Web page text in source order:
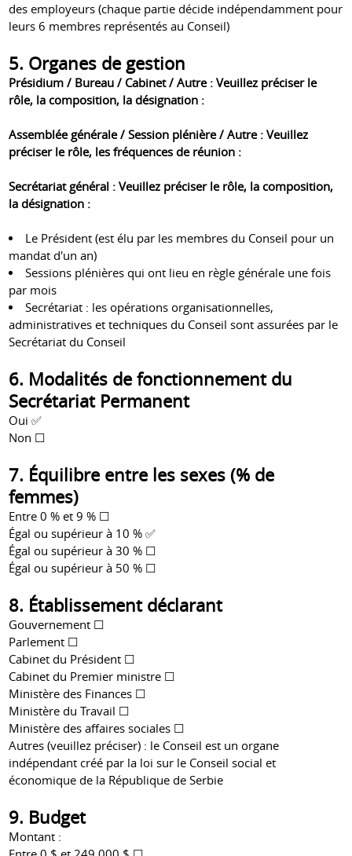
des employeurs (chaque partie décide indépendamment pour
leurs 6 membres représentés au Conseil)
5. Organes de gestion
Présidium / Bureau / Cabinet / Autre : Veuillez préciser le
rôle, la composition, la désignation :
Assemblée générale / Session plénière / Autre : Veuillez
préciser le rôle, les fréquences de réunion :
Secrétariat général : Veuillez préciser le rôle, la composition,
la désignation :
Le Président (est élu par les membres du Conseil pour un
mandat d'un an)
Sessions plénières qui ont lieu en règle générale une fois
par mois
Secrétariat : les opérations organisationnelles,
administratives et techniques du Conseil sont assurées par le
Secrétariat du Conseil
6. Modalités de fonctionnement du
Secrétariat Permanent
Oui ✅
Non ☐
7. Équilibre entre les sexes (% de
femmes)
Entre 0 % et 9 % ☐
Égal ou supérieur à 10 % ✅
Égal ou supérieur à 30 % ☐
Égal ou supérieur à 50 % ☐
8. Établissement déclarant
Gouvernement ☐
Parlement ☐
Cabinet du Président ☐
Cabinet du Premier ministre ☐
Ministère des Finances ☐
Ministère du Travail ☐
Ministère des affaires sociales ☐
Autres (veuillez préciser) : le Conseil est un organe
indépendant créé par la loi sur le Conseil social et
économique de la République de Serbie
9. Budget
Montant :